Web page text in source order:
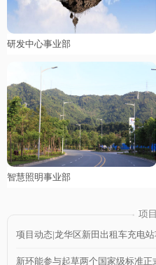
研发中心事业部
智慧照明事业部
新环能参与起草两个国家级标准正